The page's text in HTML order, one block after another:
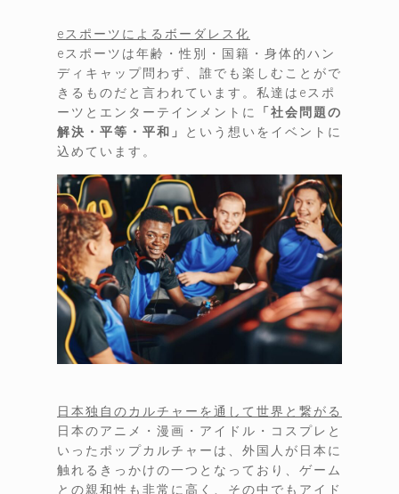
eスポーツによるボーダレス化
eスポーツは年齢・性別・国籍・身体的ハン
ディキャップ問わず、誰でも楽しむことがで
きるものだと言われています。私達はeスポ
ーツとエンターテインメントに
「社会問題の
解決・平等・平和」
という想いをイベントに
込めています。
日本独自のカルチャーを通して世界と繋がる
日本のアニメ・漫画・アイドル・コスプレと
いったポップカルチャーは、外国人が日本に
触れるきっかけの一つとなっており、ゲーム
との親和性も非常に高く、その中でもアイド